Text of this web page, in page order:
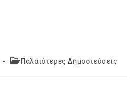
PostΠαλαιότερες Δημοσιεύσεις